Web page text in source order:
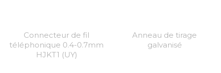
Connecteur de fil
téléphonique 0.4-0.7mm
HJKT1 (UY)
Anneau de tirage
galvanisé